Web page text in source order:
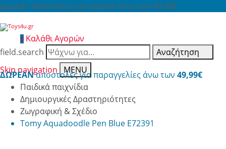
Δωρεάν Αποστολές για αγορές άνω των 49,99€
0 Καλάθι Αγορών
field.search
Αναζήτηση
Skip navigation
MENU
ΔΩΡΕΑΝαποστολές για παραγγελίες άνω των 49,99€
Παιδικά παιχνίδια
Δημιουργικές Δραστηριότητες
Ζωγραφική & Σχέδιο
Tomy Aquadoodle Pen Blue E72391